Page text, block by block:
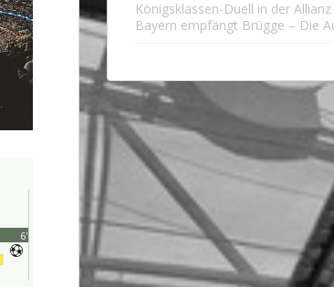
6'
Königsklassen-Duell in der Allianz
Bayern empfängt Brügge – Die